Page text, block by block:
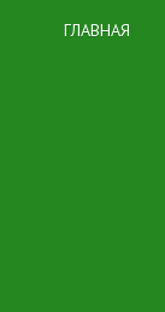
ГЛАВНАЯ